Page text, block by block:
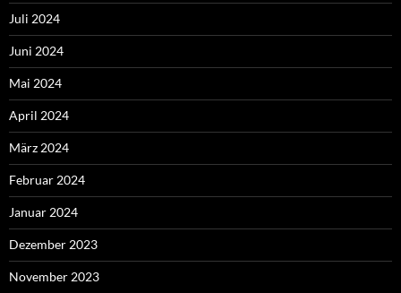
Juli 2024
Juni 2024
Mai 2024
April 2024
März 2024
Februar 2024
Januar 2024
Dezember 2023
November 2023